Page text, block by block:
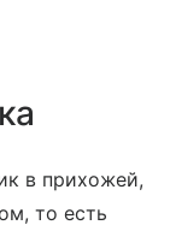
в прихожей,
то есть